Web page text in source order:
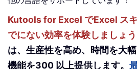
Kutools for Excel でExcel ス
でにない効率を体験しましょう
は、生産性を高め、時間を大
機能を300 以上提供します。